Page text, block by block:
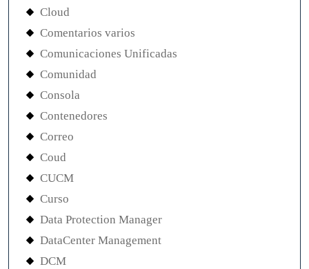
Cloud
Comentarios varios
Comunicaciones Unificadas
Comunidad
Consola
Contenedores
Correo
Coud
CUCM
Curso
Data Protection Manager
DataCenter Management
DCM